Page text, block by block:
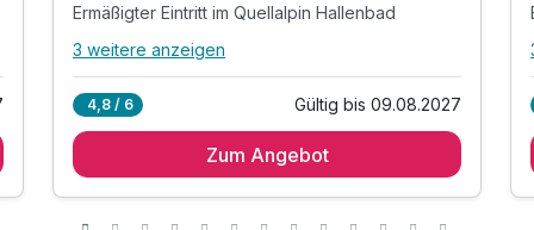
Ermäßigter Eintritt im Quellalpin Hallenbad
Alle Inklusivleistungen
täglich Halbpension
3 weitere anzeigen
4,8 / 6 Gültig bis 09.08.2027
Zum Angebot